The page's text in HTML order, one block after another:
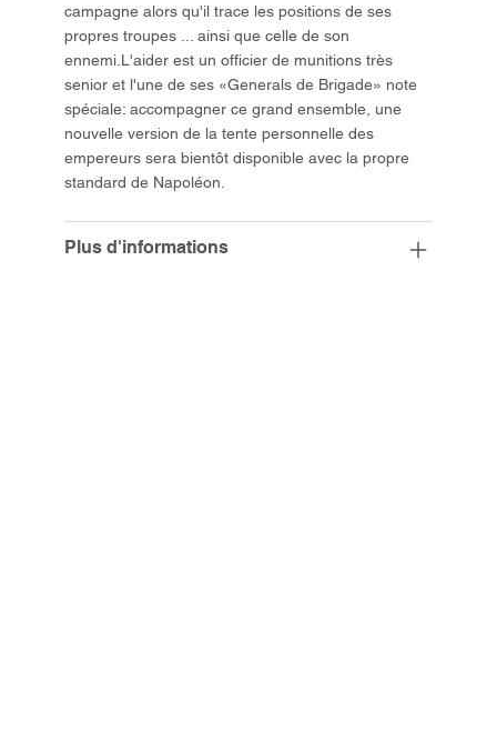
campagne alors qu'il trace les positions de ses
propres troupes ... ainsi que celle de son
ennemi.L'aider est un officier de munitions très
senior et l'une de ses «Generals de Brigade» note
spéciale: accompagner ce grand ensemble, une
nouvelle version de la tente personnelle des
empereurs sera bientôt disponible avec la propre
standard de Napoléon.
Plus d'informations